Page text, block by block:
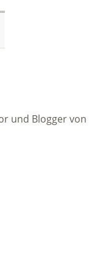
und Blogger von